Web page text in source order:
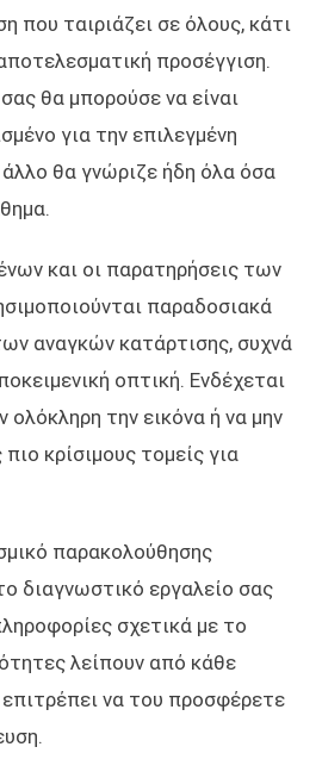
που ταιριάζει σε όλους, κάτι
προσέγγιση.
θα μπορούσε να είναι
για την επιλεγμένη
θα γνώριζε ήδη όλα όσα
και οι παρατηρήσεις των
παραδοσιακά
αναγκών κατάρτισης, συχνά
οπτική. Ενδέχεται
ολόκληρη την εικόνα ή να μην
κρίσιμους τομείς για
παρακολούθησης
διαγνωστικό εργαλείο σας
σχετικά με το
λείπουν από κάθε
να του προσφέρετε